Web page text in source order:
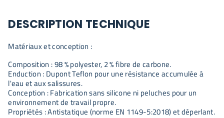
DESCRIPTION TECHNIQUE
Matériaux et conception :
Composition : 98 % polyester, 2 % fibre de carbone.
Enduction : Dupont Teflon pour une résistance accumulée à
l'eau et aux salissures.
Conception : Fabrication sans silicone ni peluches pour un
environnement de travail propre.
Propriétés : Antistatique (norme EN 1149-5:2018) et déperlant.